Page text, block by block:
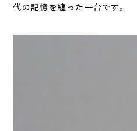
代の記憶を纏った一台です。